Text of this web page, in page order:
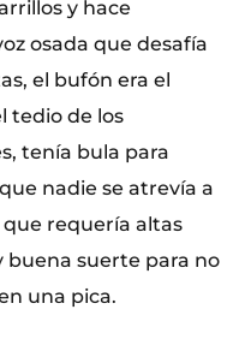
y hace
osada que desafía
el bufón era el
tedio de los
tenía bula para
nadie se atrevía a
requería altas
buena suerte para no
una pica.